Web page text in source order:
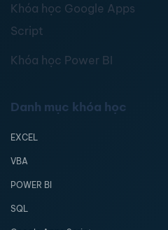
Khóa học Google Apps
Script
Khóa học Power BI
Danh mục khóa học
EXCEL
VBA
POWER BI
SQL